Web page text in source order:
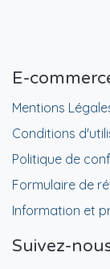
E-
Mentions
Conditions
Politique de
Formulaire de
Information et
Suivez-